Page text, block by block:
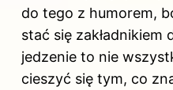
do tego z humorem,
stać się zakładnikiem
jedzenie to nie
cieszyć się tym, co